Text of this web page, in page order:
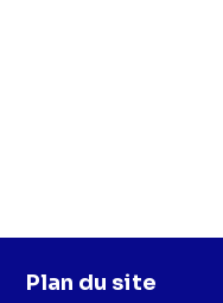
Plan du site